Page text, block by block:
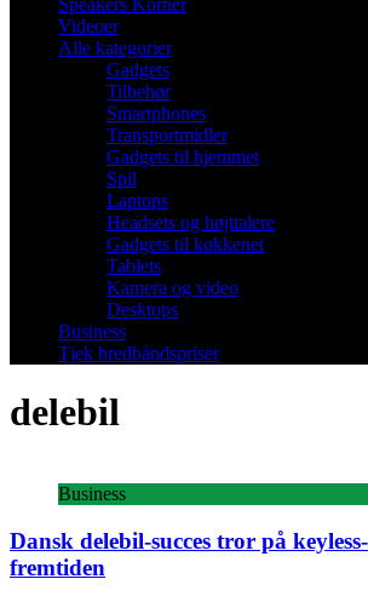
Speakers Korner
Videoer
Alle kategorier
Gadgets
Tilbehør
Smartphones
Transportmidler
Gadgets til hjemmet
Spil
Laptops
Headsets og højttalere
Gadgets til køkkenet
Tablets
Kamera og video
Desktops
Business
Tjek bredbåndspriser
delebil
Business
Dansk delebil-succes tror på
fremtiden